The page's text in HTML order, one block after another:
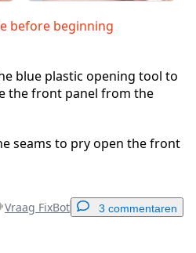
before beginning
blue plastic opening tool to
the front panel from the
seams to pry open the front
Vraag FixBot 3 commentaren